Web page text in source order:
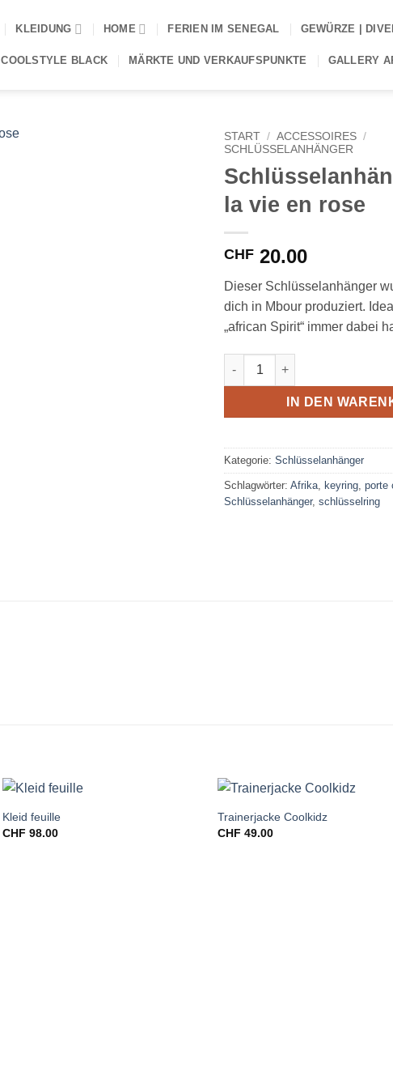
KLEIDUNG HOME FERIEN IM SENEGAL GEWÜRZE |
COOLSTYLE BLACK MÄRKTE UND VERKAUFSPUNKTE GALLERY
START / ACCESSOIRES /
SCHLÜSSELANHÄNGER
la vie en rose
CHF 20.00
Dieser Schlüsselanhänger
dich in Mbour produziert.
„african Spirit“ immer dabei
Schlüsselanhänger kurz la vie
IN DEN
Kategorie: Schlüsselanhänger
Schlagwörter: Afrika keyring porte
Schlüsselanhänger, schlüsselring
Kleid feuille
CHF 98.00
Trainerjacke Coolkidz
CHF 49.00